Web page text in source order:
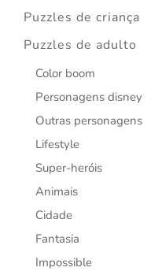
Puzzles de criança
Puzzles de adulto
Color boom
Personagens disney
Outras personagens
Lifestyle
Super-heróis
Animais
Cidade
Fantasia
Impossible